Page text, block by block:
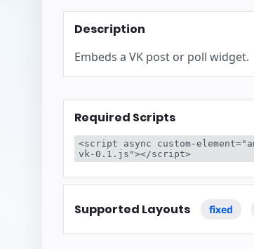
Почта следующего поколения
Пройдите бесплатные курсы по
Готовые к использованию
Начните разработку
Description
Embeds a VK post or poll widget.
Required Scripts
<script async custom-
vk-0.1.js"></script>
Supported Layouts fixed